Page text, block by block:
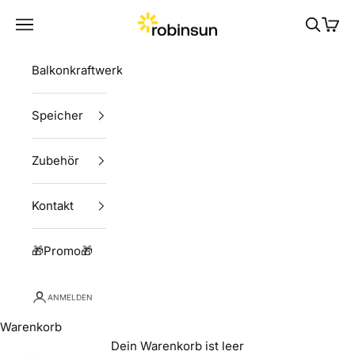
Robinsun
Menü Suchen
Balkonkraftwerke
Speicher
Zubehör
Kontakt
🎁Promo🎁
ANMELDEN
Warenkorb
Dein Warenkorb ist leer